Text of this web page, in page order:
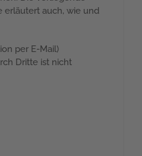
erläutert auch, wie und
per E-Mail)
Dritte ist nicht